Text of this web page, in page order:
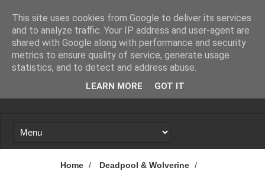
Loading...
Home / Deadpool & Wolverine /
This site uses cookies from Google to deliver its services
and to analyze traffic. Your IP address and user-agent are
shared with Google along with performance and security
metrics to ensure quality of service, generate usage
statistics, and to detect and address abuse.
LEARN MORE GOT IT